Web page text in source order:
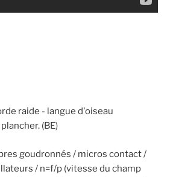
raide - langue d'oiseau
(BE)
goudronnés / micros contact /
/ n=f/p (vitesse du champ